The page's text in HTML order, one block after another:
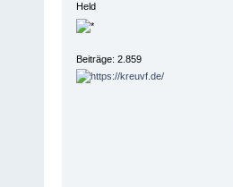
Held
Beiträge: 2.859